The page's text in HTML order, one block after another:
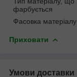
фарбується
Фасовка матеріалу
Приховати
Умови доставки